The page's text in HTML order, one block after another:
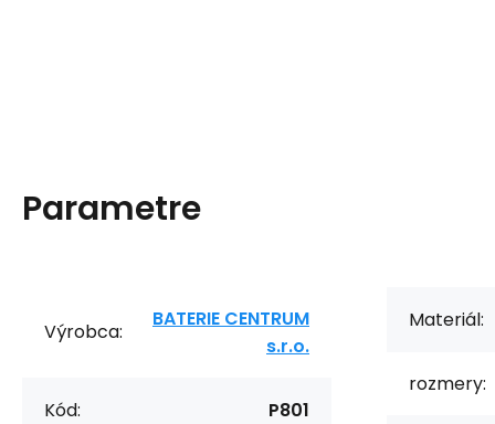
Parametre
Výrobca:
BATERIE CENTRUM
s.r.o.
Kód: P801
Materiál:
rozmery: